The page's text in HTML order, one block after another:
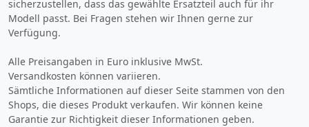
sicherzustellen, dass das gewählte Ersatzteil auch für ihr
Modell passt. Bei Fragen stehen wir Ihnen gerne zur
Verfügung.
Alle Preisangaben in Euro inklusive MwSt.
Versandkosten können variieren.
Sämtliche Informationen auf dieser Seite stammen von den
Shops, die dieses Produkt verkaufen. Wir können keine
Garantie zur Richtigkeit dieser Informationen geben.